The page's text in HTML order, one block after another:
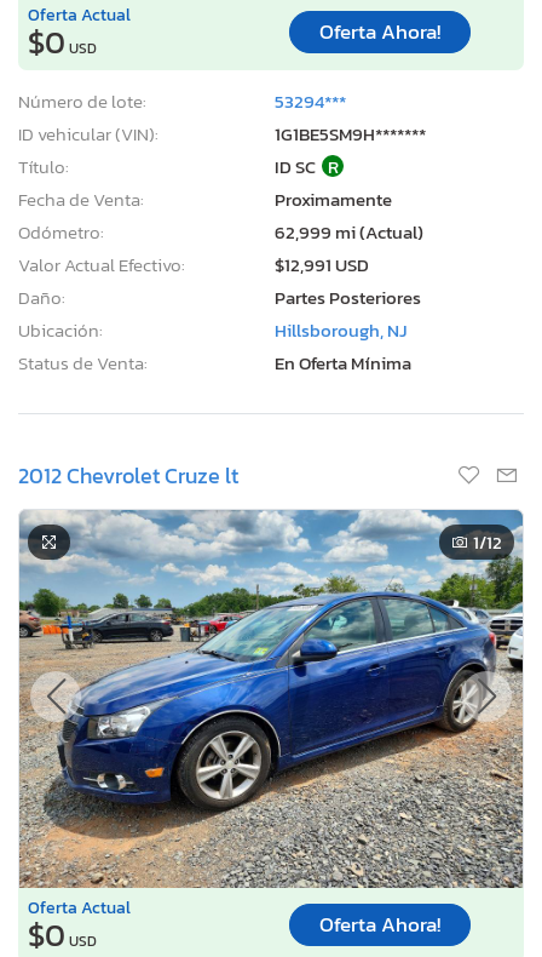
Oferta Actual
$0 USD
Oferta Ahora!
Número de lote:
53294***
ID vehicular (VIN):
1G1BE5SM9H*******
Título:
ID SC R
Fecha de Venta:
Proximamente
Odómetro:
62,999 mi (Actual)
Valor Actual Efectivo:
$12,991 USD
Daño:
Partes Posteriores
Ubicación:
Hillsborough, NJ
Status de Venta:
En Oferta Mínima
2012 Chevrolet Cruze lt
1/12
Oferta Actual
$0 USD
Oferta Ahora!